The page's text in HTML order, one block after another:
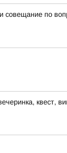
по
квест,